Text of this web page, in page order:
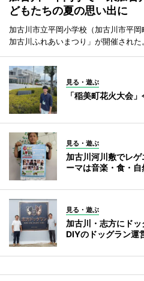
どもたちの夏の思い出に
加古川市立平岡小学校（加古川市平
加古川ふれあいまつり」が開催された。
見る・遊ぶ
「稲美町花火大会
見る・遊ぶ
加古川河川敷でレ
ーマは音楽・食・自
見る・遊ぶ
加古川・志方にド
DIYのドッグラン運